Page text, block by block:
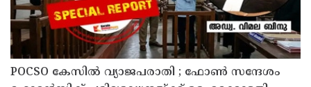
POCSO കേസിൽ വ്യാജപരാതി ; ഫോൺ സന്ദേശം